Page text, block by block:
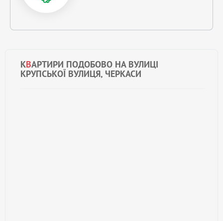
КВАРТИРИ ПОДОБОВО НА ВУЛИЦІ
КРУПСЬКОЇ ВУЛИЦЯ, ЧЕРКАСИ